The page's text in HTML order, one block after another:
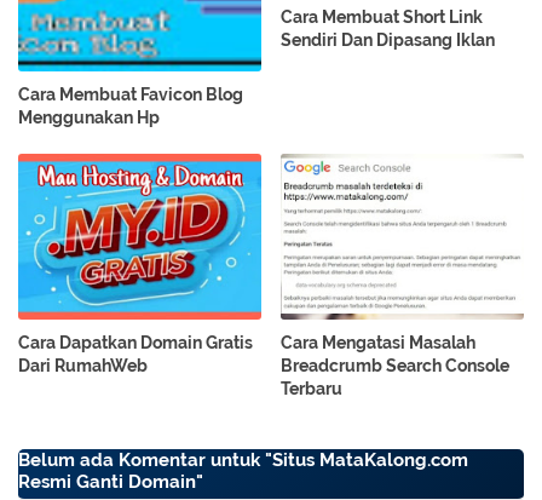
Cara Membuat Favicon Blog
Menggunakan Hp
Cara Membuat Short Link
Sendiri Dan Dipasang Iklan
Cara Dapatkan Domain Gratis
Dari RumahWeb
Cara Mengatasi Masalah
Breadcrumb Search Console
Terbaru
Belum ada Komentar untuk "Situs MataKalong.com
Resmi Ganti Domain"